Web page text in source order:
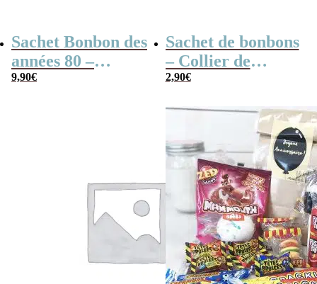
Sachet Bonbon des
années 80 –
“Anniversaire”
9,90€
Sachet de bonbons
– Collier de
bonbons x4 & de
Anniversaire
Pirate
2,90€